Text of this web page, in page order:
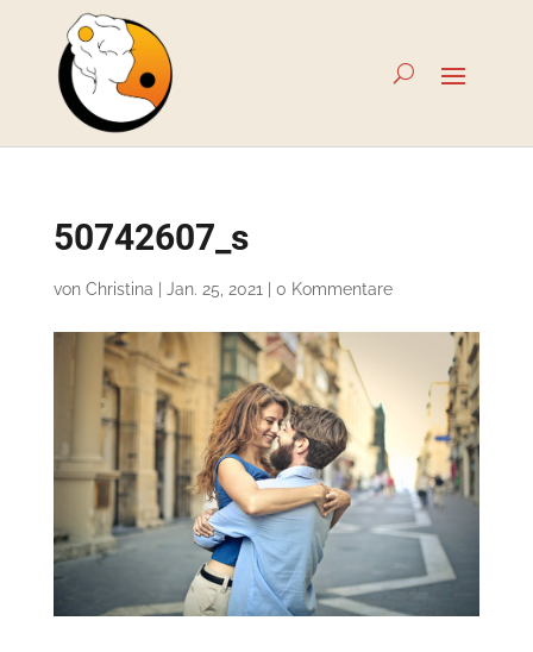
50742607_s
von Christina Jan. 25, 2021 0 Kommentare